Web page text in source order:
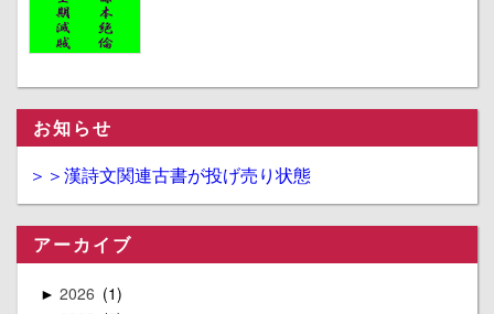
お知らせ
＞＞漢詩文関連古書が投げ売り状態
アーカイブ
► 2026 1